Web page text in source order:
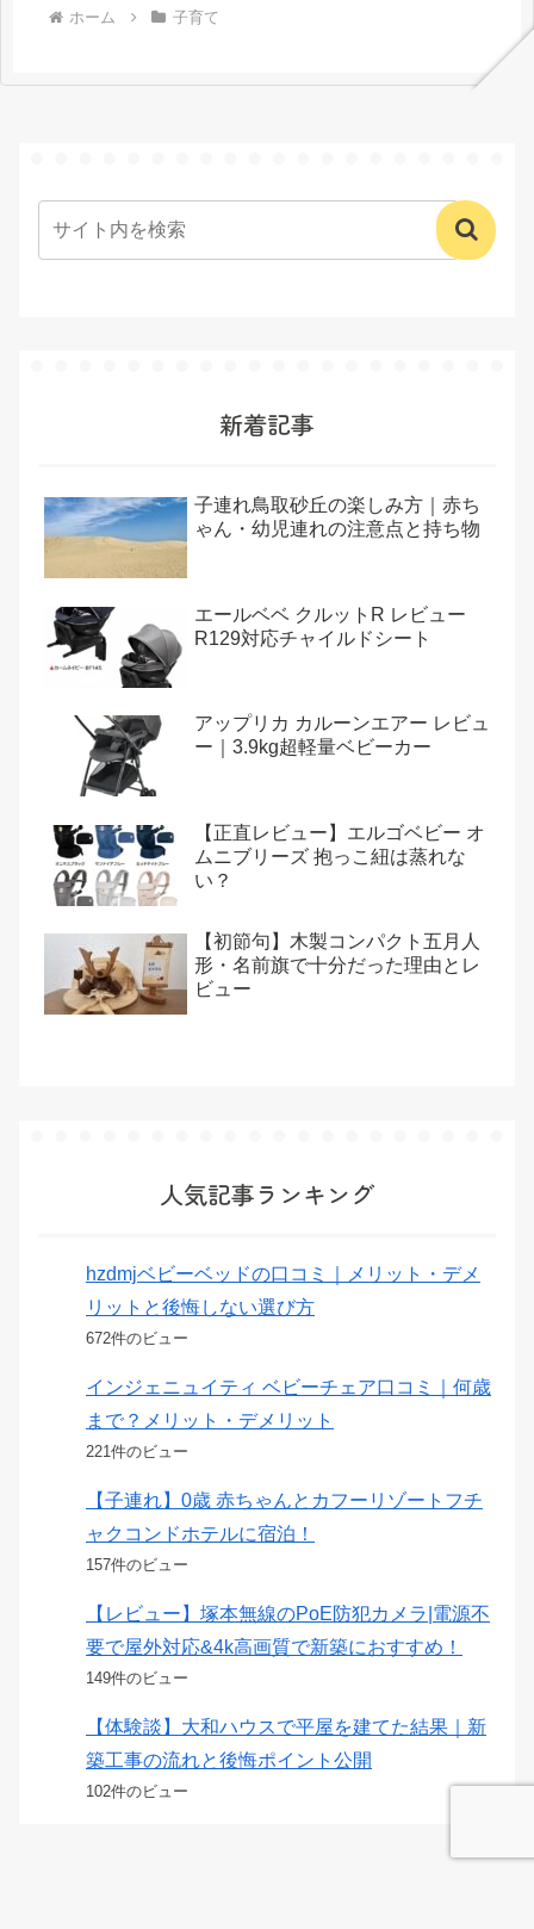
ホーム 子育て
新着記事
子連れ鳥取砂丘の楽しみ方｜赤ち
ゃん・幼児連れの注意点と持ち物
エールベベ クルットR レビュー
R129対応チャイルドシート
アップリカ カルーンエアー レビュ
ー｜3.9kg超軽量ベビーカー
【正直レビュー】エルゴベビー オ
ムニブリーズ 抱っこ紐は蒸れな
い？
【初節句】木製コンパクト五月人
形・名前旗で十分だった理由とレ
ビュー
人気記事ランキング
hzdmjベビーベッドの口コミ｜メリット・デメ
リットと後悔しない選び方
672件のビュー
インジェニュイティ ベビーチェア口コミ｜何歳
まで？メリット・デメリット
221件のビュー
【子連れ】0歳 赤ちゃんとカフーリゾートフチ
ャクコンドホテルに宿泊！
157件のビュー
【レビュー】塚本無線のPoE防犯カメラ|電源不
要で屋外対応&4k高画質で新築におすすめ！
149件のビュー
【体験談】大和ハウスで平屋を建てた結果｜新
築工事の流れと後悔ポイント公開
102件のビュー